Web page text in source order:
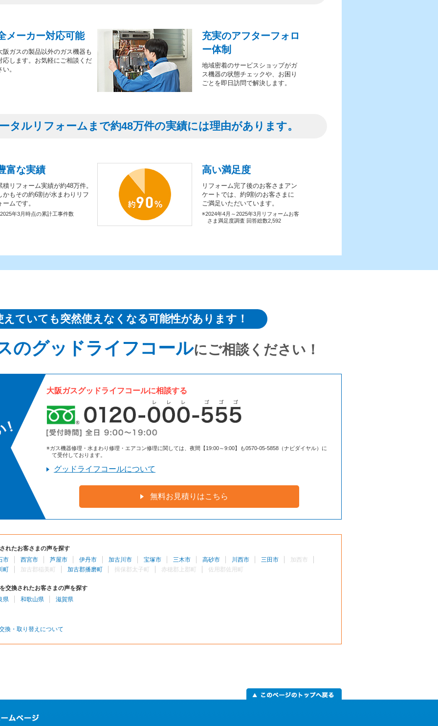
メーカー対応可能
阪ガスの製品以外のガス機器も
応します。お気軽にご相談くだ
い。
充実のアフターフォロ
ー体制
地域密着のサービスショップがガ
ス機器の状態チェックや、お困り
ごとを即日訪問で解決します。
タルリフォームまで約48万件の実績には理由があります。
富な実績
積リフォーム実績が約48万件。
かもその約6割が水まわりリフ
ームです。
年3月時点の累計工事件数
高い満足度
リフォーム完了後のお客さまアン
ケートでは、約9割のお客さまに
ご満足いただいています。
※2024年4月～2025年3月リフォームお客
さま満足度調査 回答総数2,592
えていても突然使えなくなる可能性があります！
のグッドライフコールにご相談ください！
大阪ガスグッドライフコールに相談する
※ガス機器修理・水まわり修理・エアコン修理に関しては、夜間【19:00～9:00】も0570-05-5858（ナビダイヤル）に
て受付しております。
グッドライフコールについて
無料お見積りはこちら
れたお客さまの声を探す
市
西宮市 芦屋市 伊丹市 加古川市 宝塚市 三木市 高砂市 川西市 三田市
加西市
町
加古郡稲美町 加古郡播磨町 揖保郡太子町 赤穂郡上郡町 佐用郡佐用町
交換されたお客さまの声を探す
県
和歌山県 滋賀県
換・取り替えについて